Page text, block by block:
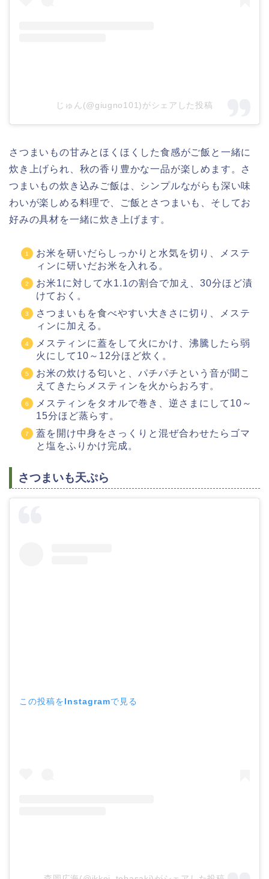
じゅん(@giugno101)がシェアした投稿
さつまいもの甘みとほくほくした食感がご飯と一緒に
炊き上げられ、秋の香り豊かな一品が楽しめます。さ
つまいもの炊き込みご飯は、シンプルながらも深い味
わいが楽しめる料理で、ご飯とさつまいも、そしてお
好みの具材を一緒に炊き上げます。
お米を研いだらしっかりと水気を切り、メステ
ィンに研いだお米を入れる。
お米1に対して水1.1の割合で加え、30分ほど漬
けておく。
さつまいもを食べやすい大きさに切り、メステ
ィンに加える。
メスティンに蓋をして火にかけ、沸騰したら弱
火にして10～12分ほど炊く。
お米の炊ける匂いと、パチパチという音が聞こ
えてきたらメスティンを火からおろす。
メスティンをタオルで巻き、逆さまにして10～
15分ほど蒸らす。
蓋を開け中身をさっくりと混ぜ合わせたらゴマ
と塩をふりかけ完成。
さつまいも天ぷら
この投稿をInstagramで見る